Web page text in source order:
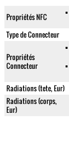
Propriétés NFC
Type de Connecteur
Propriétés
Connecteur
Radiations (tete, Eur)
Radiations (corps,
Eur)